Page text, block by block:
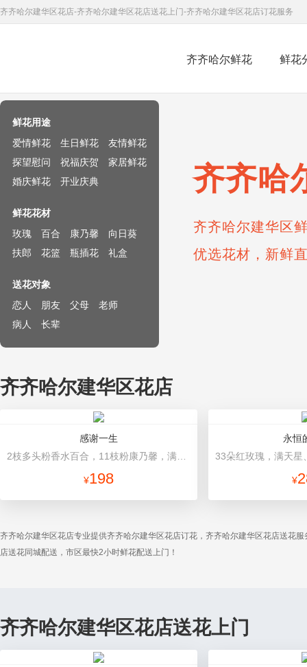
齐齐哈尔建华区花店-齐齐哈尔建华区花店送花上门-齐齐哈尔建华区花店订花服务
齐齐哈尔鲜花 鲜花
齐齐哈
齐齐哈尔建华区
优选花材，新鲜
鲜花用途
爱情鲜花
生日鲜花
友情鲜花
探望慰问
祝福庆贺
家居鲜花
婚庆鲜花
开业庆典
鲜花花材
玫瑰
百合 康乃馨
向日葵
扶郎
花篮 瓶插花 礼盒
送花对象
恋人
朋友 父母
老师
病人
长辈
齐齐哈尔建华区花店
感谢一生
¥198
永恒
¥
齐齐哈尔建华区花店专业提供齐齐哈尔建华区花店订花，齐齐哈尔建华区花店送花
店送花同城配送，市区最快2小时鲜花配送上门！
齐齐哈尔建华区花店送花上门